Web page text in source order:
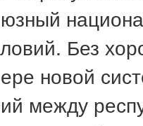
Без
новой
между